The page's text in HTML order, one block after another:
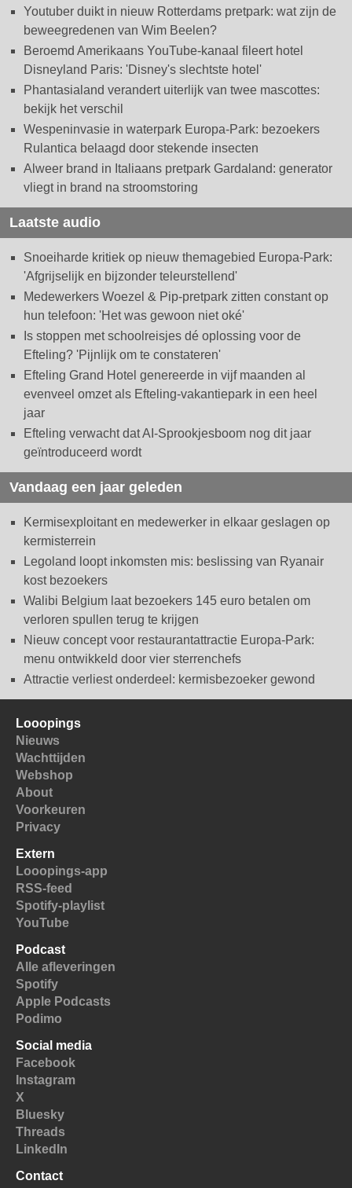
Youtuber duikt in nieuw Rotterdams pretpark: wat zijn de
beweegredenen van Wim Beelen?
Beroemd Amerikaans YouTube-kanaal fileert hotel
Disneyland Paris: 'Disney's slechtste hotel'
Phantasialand verandert uiterlijk van twee mascottes:
bekijk het verschil
Wespeninvasie in waterpark Europa-Park: bezoekers
Rulantica belaagd door stekende insecten
Alweer brand in Italiaans pretpark Gardaland: generator
vliegt in brand na stroomstoring
Laatste audio
Snoeiharde kritiek op nieuw themagebied Europa-Park:
'Afgrijselijk en bijzonder teleurstellend'
Medewerkers Woezel & Pip-pretpark zitten constant op
hun telefoon: 'Het was gewoon niet oké'
Is stoppen met schoolreisjes dé oplossing voor de
Efteling? 'Pijnlijk om te constateren'
Efteling Grand Hotel genereerde in vijf maanden al
evenveel omzet als Efteling-vakantiepark in een heel
jaar
Efteling verwacht dat AI-Sprookjesboom nog dit jaar
geïntroduceerd wordt
Vandaag een jaar geleden
Kermisexploitant en medewerker in elkaar geslagen op
kermisterrein
Legoland loopt inkomsten mis: beslissing van Ryanair
kost bezoekers
Walibi Belgium laat bezoekers 145 euro betalen om
verloren spullen terug te krijgen
Nieuw concept voor restaurantattractie Europa-Park:
menu ontwikkeld door vier sterrenchefs
Attractie verliest onderdeel: kermisbezoeker gewond
Looopings
Nieuws
Wachttijden
Webshop
About
Voorkeuren
Privacy
Extern
Looopings-app
RSS-feed
Spotify-playlist
YouTube
Podcast
Alle afleveringen
Spotify
Apple Podcasts
Podimo
Social media
Facebook
Instagram
X
Bluesky
Threads
LinkedIn
Contact